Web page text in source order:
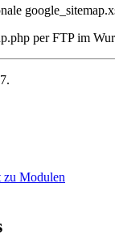
per FTP im
Modulen